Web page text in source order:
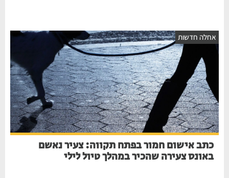
אחלה חדשות
כתב אישום חמור בפתח תקווה: צעיר נאשם
באונס צעירה שהכיר במהלך טיול לילי